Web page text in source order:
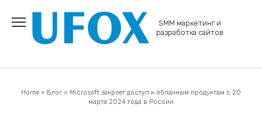
содержанию
SMM маркетинг и
разработка сайтов
Home » Блог » Microsoft закроет доступ к облачным продуктам с 20
марта 2024 года в России